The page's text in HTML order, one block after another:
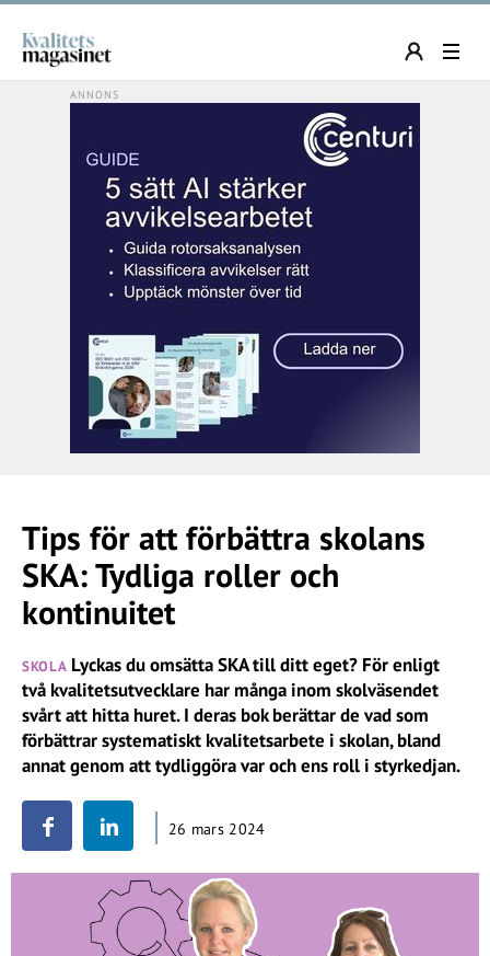
Tips för att förbättra skolans
SKA: Tydliga roller och
kontinuitet
SKOLA Lyckas du omsätta SKA till ditt eget? För enligt
två kvalitetsutvecklare har många inom skolväsendet
svårt att hitta huret. I deras bok berättar de vad som
förbättrar systematiskt kvalitetsarbete i skolan, bland
annat genom att tydliggöra var och ens roll i styrkedjan.
26 mars 2024